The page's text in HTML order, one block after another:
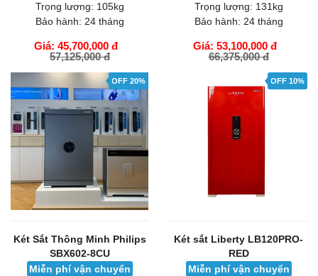
Trọng lượng: 105kg
Bảo hành: 24 tháng
Giá: 45,700,000 đ
57,125,000 đ
GIỎ HÀNG
Trọng lượng: 131kg
Bảo hành: 24 tháng
Giá: 53,100,000 đ
66,375,000 đ
GIỎ HÀNG
OFF 20%
Két Sắt Thông Minh Philips
SBX602-8CU
Miễn phí vận chuyển
OFF 10%
Két sắt Liberty LB120PRO-
RED
Miễn phí vận chuyển